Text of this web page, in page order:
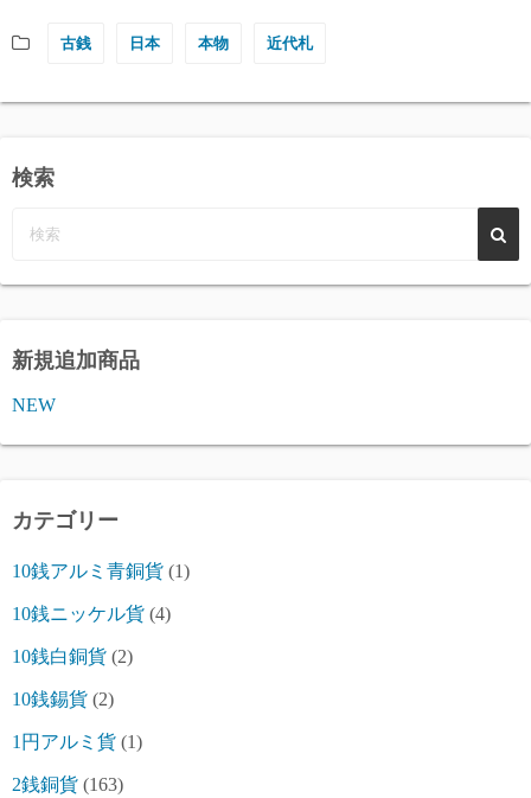
古銭 日本 本物 近代札
検索
新規追加商品
NEW
カテゴリー
10銭アルミ青銅貨 (1)
10銭ニッケル貨 (4)
10銭白銅貨 (2)
10銭錫貨 (2)
1円アルミ貨 (1)
2銭銅貨 (163)